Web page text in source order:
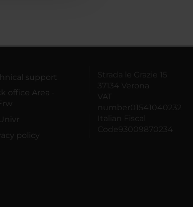
support
office Area -
policy
Strada le Grazie 15
37134 Verona
VAT
number01541040232
Italian Fiscal
Code93009870234